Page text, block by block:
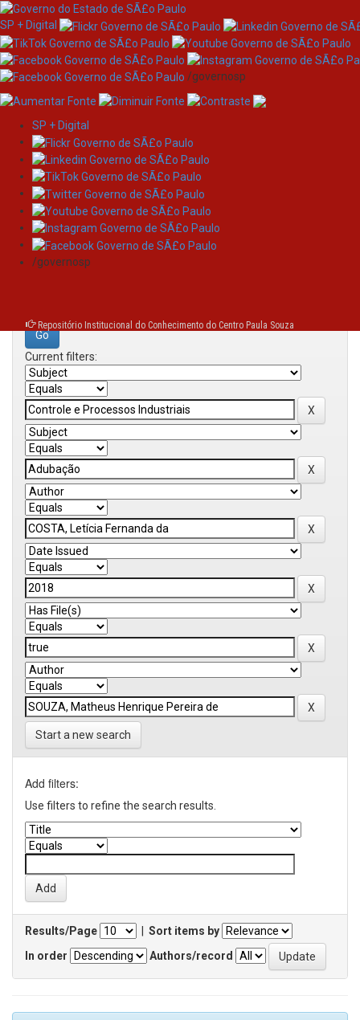
Skip
navigation
SP + Digital
/governosp
SP + Digital
/governosp
Repositório Institucional do Conhecimento do Centro Paula Souza
Search
Search:
Current filters:
Start a new search
Add filters:
Use filters to refine the search results.
Results/Page
Sort items by
In order
Authors/record